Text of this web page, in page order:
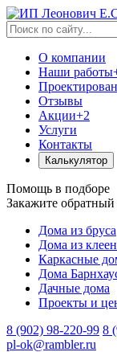
О компании
Наши работы
Отзывы
Акции+2
Услуги
Контакты
Калькулятор
Помощь в подборе
Закажите обратный
Дома из бруса
Дома из
Каркасные
Дома
Дачные дома
Проекты и
8 (902) 98-220-99 8
pl-ok@rambler.ru